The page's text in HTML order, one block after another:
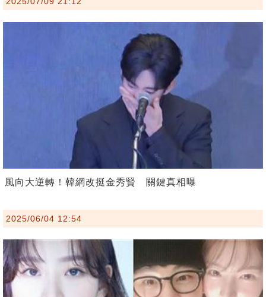
風向大逆轉！韓網改挺金秀賢 關鍵真相曝
2025/06/04 12:54